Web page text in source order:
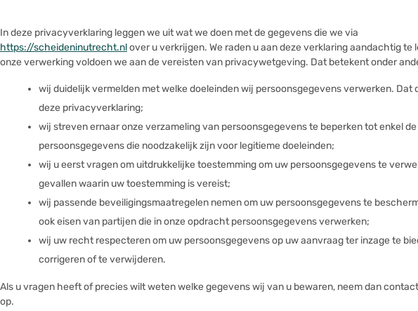
In deze privacyverklaring leggen we uit wat we doen met de gegevens die we via
https://scheideninutrecht.nlover u verkrijgen. We raden u aan deze verklaring aandachtig te
onze verwerking voldoen we aan de vereisten van privacywetgeving. Dat betekent onder
wij duidelijk vermelden met welke doeleinden wij persoonsgegevens verwerken. Dat
deze privacyverklaring;
wij streven ernaar onze verzameling van persoonsgegevens te beperken tot enkel de
persoonsgegevens die noodzakelijk zijn voor legitieme doeleinden;
wij u eerst vragen om uitdrukkelijke toestemming om uw persoonsgegevens te
gevallen waarin uw toestemming is vereist;
wij passende beveiligingsmaatregelen nemen om uw persoonsgegevens te
ook eisen van partijen die in onze opdracht persoonsgegevens verwerken;
wij uw recht respecteren om uw persoonsgegevens op uw aanvraag ter inzage te
corrigeren of te verwijderen.
Als u vragen heeft of precies wilt weten welke gegevens wij van u bewaren, neem dan
op.